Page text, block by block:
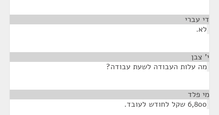
די עברי
לא.
י' צבן
מה עלות העבודה לשעת עבודה?
מי פלד
6,800 שקל לחודש לעובד.